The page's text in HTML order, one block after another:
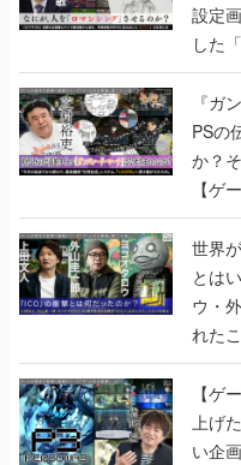
設定
した
書】
『ガ
PSの
か？
【ゲ
世界
とは
ウ・
れた
画書】
【ゲ
上げ
い企